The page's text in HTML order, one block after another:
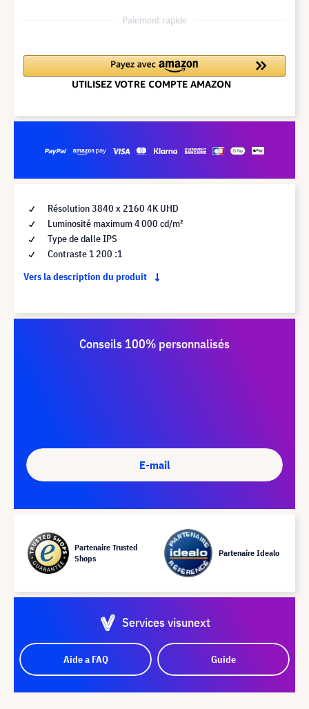
Paiement rapide
Résolution 3840 x 2160 4K UHD
Luminosité maximum 4 000 cd/m²
Type de dalle IPS
Contraste 1 200 :1
Vers la description du produit
Conseils 100% personnalisés
E-mail
Partenaire Trusted
Shops
Partenaire Idealo
Services visunext
Aide a FAQ Guide